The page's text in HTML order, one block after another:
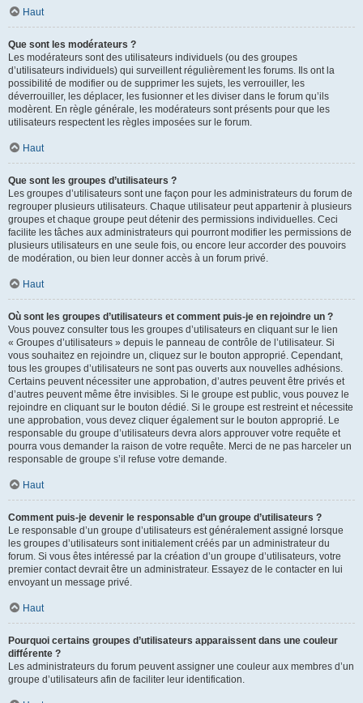
Haut
Que sont les modérateurs ?
Les modérateurs sont des utilisateurs individuels (ou des groupes
d’utilisateurs individuels) qui surveillent régulièrement les forums. Ils ont la
possibilité de modifier ou de supprimer les sujets, les verrouiller, les
déverrouiller, les déplacer, les fusionner et les diviser dans le forum qu’ils
modèrent. En règle générale, les modérateurs sont présents pour que les
utilisateurs respectent les règles imposées sur le forum.
Haut
Que sont les groupes d’utilisateurs ?
Les groupes d’utilisateurs sont une façon pour les administrateurs du forum de
regrouper plusieurs utilisateurs. Chaque utilisateur peut appartenir à plusieurs
groupes et chaque groupe peut détenir des permissions individuelles. Ceci
facilite les tâches aux administrateurs qui pourront modifier les permissions de
plusieurs utilisateurs en une seule fois, ou encore leur accorder des pouvoirs
de modération, ou bien leur donner accès à un forum privé.
Haut
Où sont les groupes d’utilisateurs et comment puis-je en rejoindre un ?
Vous pouvez consulter tous les groupes d’utilisateurs en cliquant sur le lien
« Groupes d’utilisateurs » depuis le panneau de contrôle de l’utilisateur. Si
vous souhaitez en rejoindre un, cliquez sur le bouton approprié. Cependant,
tous les groupes d’utilisateurs ne sont pas ouverts aux nouvelles adhésions.
Certains peuvent nécessiter une approbation, d’autres peuvent être privés et
d’autres peuvent même être invisibles. Si le groupe est public, vous pouvez le
rejoindre en cliquant sur le bouton dédié. Si le groupe est restreint et nécessite
une approbation, vous devez cliquer également sur le bouton approprié. Le
responsable du groupe d’utilisateurs devra alors approuver votre requête et
pourra vous demander la raison de votre requête. Merci de ne pas harceler un
responsable de groupe s’il refuse votre demande.
Haut
Comment puis-je devenir le responsable d’un groupe d’utilisateurs ?
Le responsable d’un groupe d’utilisateurs est généralement assigné lorsque
les groupes d’utilisateurs sont initialement créés par un administrateur du
forum. Si vous êtes intéressé par la création d’un groupe d’utilisateurs, votre
premier contact devrait être un administrateur. Essayez de le contacter en lui
envoyant un message privé.
Haut
Pourquoi certains groupes d’utilisateurs apparaissent dans une couleur
différente ?
Les administrateurs du forum peuvent assigner une couleur aux membres d’un
groupe d’utilisateurs afin de faciliter leur identification.